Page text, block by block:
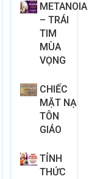
METANOIA
– TRÁI
TIM
MÙA
VỌNG
CHIẾC
MẶT NẠ
TÔN
GIÁO
TỈNH
THỨC